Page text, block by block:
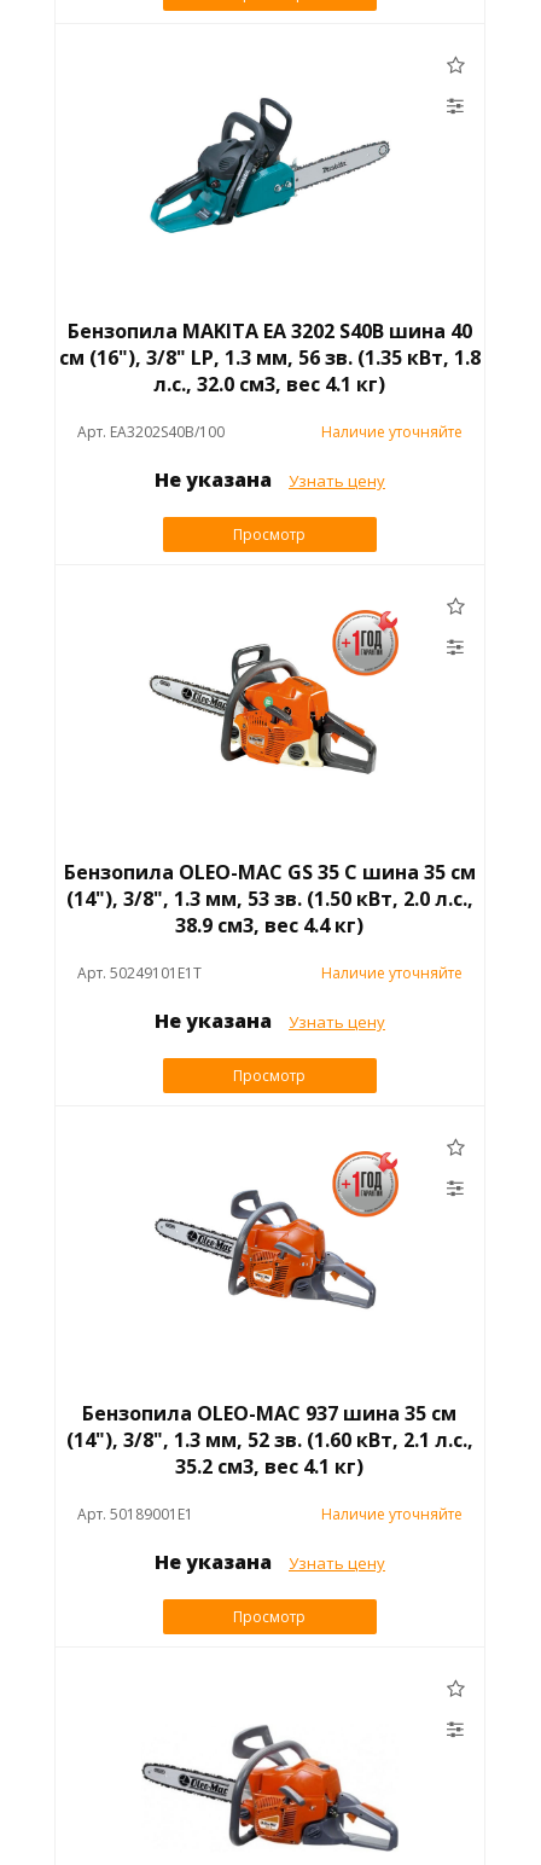
Бензопила MAKITA EA 3202 S40B шина 40
см (16"), 3/8" LP, 1.3 мм, 56 зв. (1.35 кВт, 1.8
л.с., 32.0 см3, вес 4.1 кг)
Арт. EA3202S40B/100 Наличие уточняйте
Не указана Узнать цену
Просмотр
Бензопила OLEO-MAC GS 35 C шина 35 см
(14"), 3/8", 1.3 мм, 53 зв. (1.50 кВт, 2.0 л.с.,
38.9 см3, вес 4.4 кг)
Арт. 50249101E1T Наличие уточняйте
Не указана Узнать цену
Просмотр
Бензопила OLEO-MAC 937 шина 35 см
(14"), 3/8", 1.3 мм, 52 зв. (1.60 кВт, 2.1 л.с.,
35.2 см3, вес 4.1 кг)
Арт. 50189001E1 Наличие уточняйте
Не указана Узнать цену
Просмотр